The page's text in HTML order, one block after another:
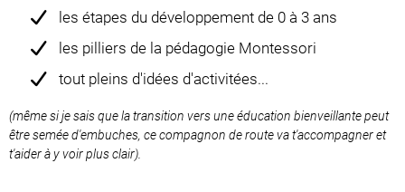
les étapes du développement de 0 à 3 ans
les pilliers de la pédagogie Montessori
tout pleins d'idées d'activitées...
(même si je sais que la transition vers une éducation bienveillante peut
être semée d'embuches, ce compagnon de route va t'accompagner et
t'aider à y voir plus clair).